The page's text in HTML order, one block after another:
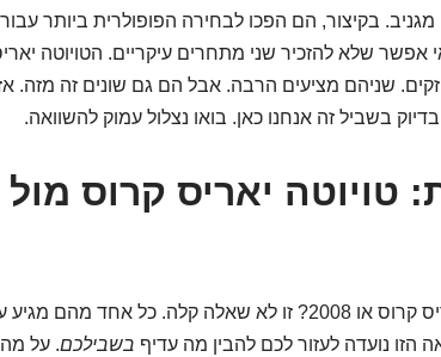
בקיצור, הם הפכו לבחירה הפופולרית ביותר
אפשר שלא להזכיר שני מתחרים עיקריים. הטויוטה
חזקים. שניהם מציעים הרבה. אבל הם גם שונים זה מזה.
בדיוק בשביל זה אנחנו כאן. בואו נצלול עמוק להשוואה.
טויוטה יאריס קרוס מול
אתם עומדים מול ההחלטה. יאריס קרוס או 2008? זו לא שאלה קלה. כל אחד מהם
הזו נועדה לעזור לכם להבין מה עדיף בשבילכם. על